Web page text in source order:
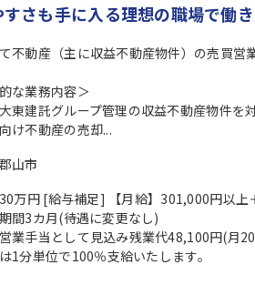
すさも手に入る理想の職場で働
不動産（主に収益不動産物件）の売買営
な業務内容＞
東建託グループ管理の収益不動産物件
け不動産の売却...
山市
万円 [給与補足] 【月給】301,000円以上
間3カ月(待遇に変更なし)
業手当として見込み残業代48,100円(月
1分単位で100％支給いたします。